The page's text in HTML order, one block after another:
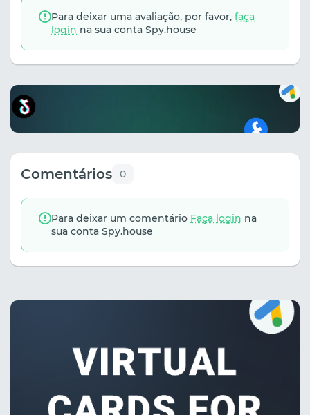
Para deixar uma avaliação, por favor, faça
login na sua conta Spy.house
Comentários 0
Para deixar um comentário Faça login na
sua conta Spy.house